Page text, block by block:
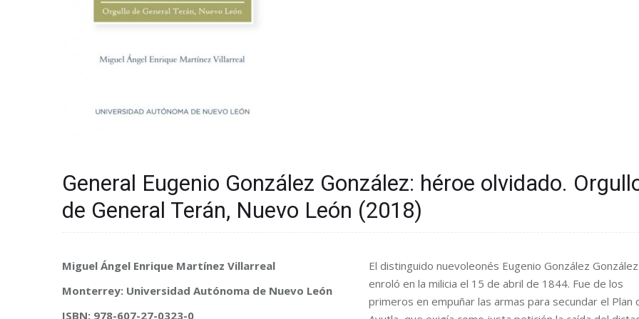
General Eugenio González González: héroe olvidado.
de General Terán, Nuevo León (2018)
Miguel Ángel Enrique Martínez Villarreal
Monterrey: Universidad Autónoma de Nuevo León
ISBN: 978-607-27-0323-0
El distinguido nuevoleonés Eugenio González
enroló en la milicia el 15 de abril de 1844. Fue de los
primeros en empuñar las armas para secundar el Plan